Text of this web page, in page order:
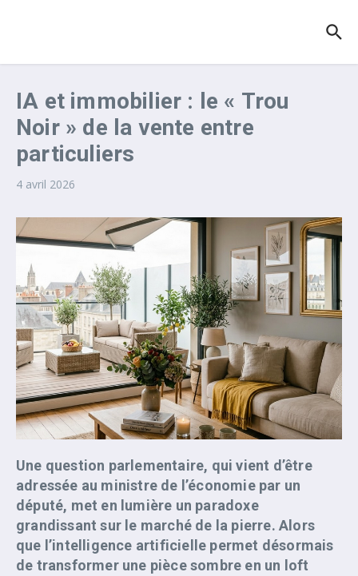
IA et immobilier : le « Trou
Noir » de la vente entre
particuliers
4 avril 2026
Une question parlementaire, qui vient d’être
adressée au ministre de l’économie par un
député, met en lumière un paradoxe
grandissant sur le marché de la pierre. Alors
que l’intelligence artificielle permet désormais
de transformer une pièce sombre en un loft